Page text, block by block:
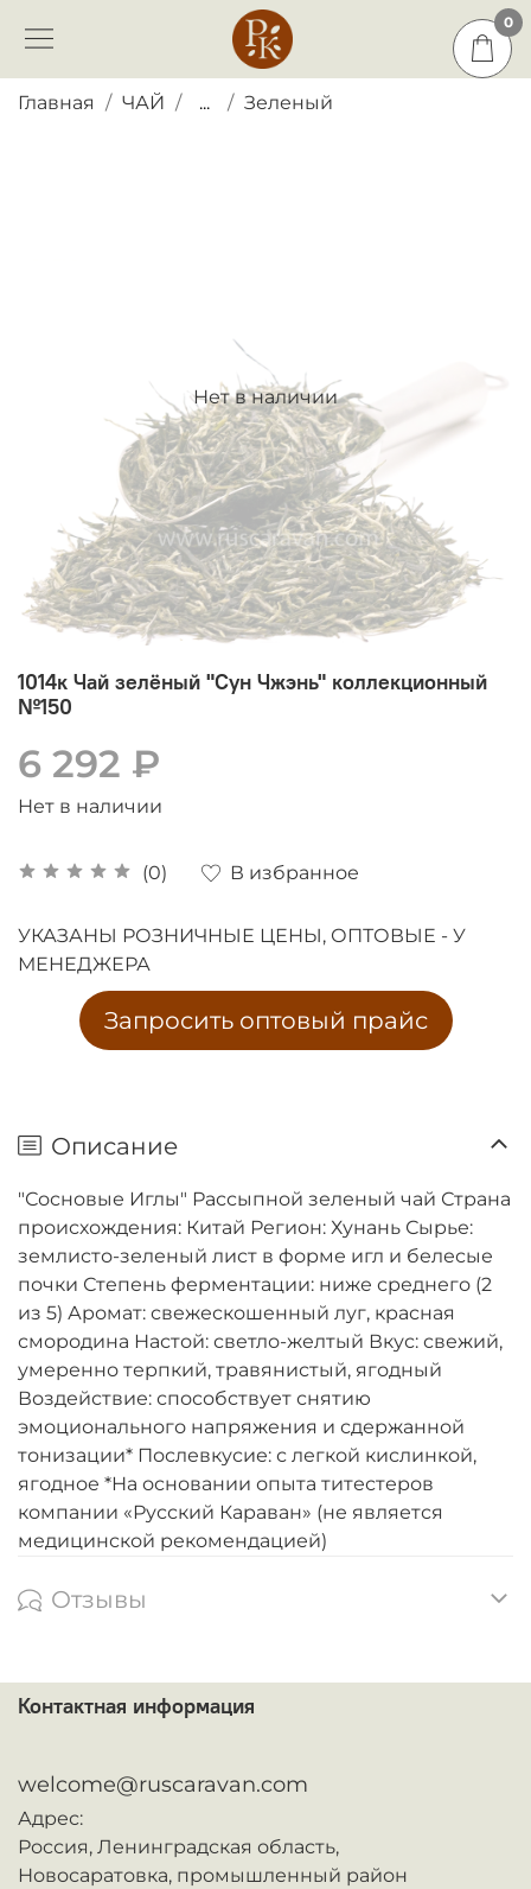
0
Главная ЧАЙ ... Зеленый
Нет в наличии
1014к Чай зелёный "Сун Чжэнь" коллекционный
№150
(0) В избранное
6 292 ₽
Нет в наличии
УКАЗАНЫ РОЗНИЧНЫЕ ЦЕНЫ, ОПТОВЫЕ - У
МЕНЕДЖЕРА
Запросить оптовый прайс
Описание
"Сосновые Иглы" Рассыпной зеленый чай Страна
происхождения: Китай Регион: Хунань Сырье:
землисто-зеленый лист в форме игл и белесые
почки Степень ферментации: ниже среднего (2
из 5) Аромат: свежескошенный луг, красная
смородина Настой: светло-желтый Вкус: свежий,
умеренно терпкий, травянистый, ягодный
Воздействие: способствует снятию
эмоционального напряжения и сдержанной
тонизации* Послевкусие: с легкой кислинкой,
ягодное *На основании опыта титестеров
компании «Русский Караван» (не является
медицинской рекомендацией)
Отзывы
Контактная информация
welcome@ruscaravan.com
Адрес:
Россия, Ленинградская область,
Новосаратовка, промышленный район
0